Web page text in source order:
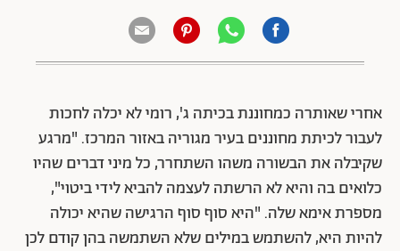
אחרי שאותרה כמחוננת בכיתה ג', רומי לא יכלה לחכות
לעבור לכיתת מחוננים בעיר מגוריה באזור המרכז. "מרגע
שקיבלה את הבשורה משהו השתחרר, כל מיני דברים שהיו
כלואים בה והיא לא הרשתה לעצמה להביא לידי ביטוי",
מספרת אימא שלה. "היא סוף סוף הרגישה שהיא יכולה
להיות היא, להשתמש במילים שלא השתמשה בהן קודם לכן